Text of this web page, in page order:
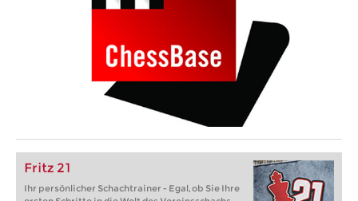
Fritz 21
Ihr persönlicher Schachtrainer - Egal, ob Sie Ihre